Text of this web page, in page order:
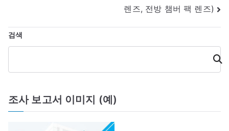
게
이
션
렌즈, 전방 챔버 팩 렌즈)
검색
검
색
조사 보고서 이미지 (예)